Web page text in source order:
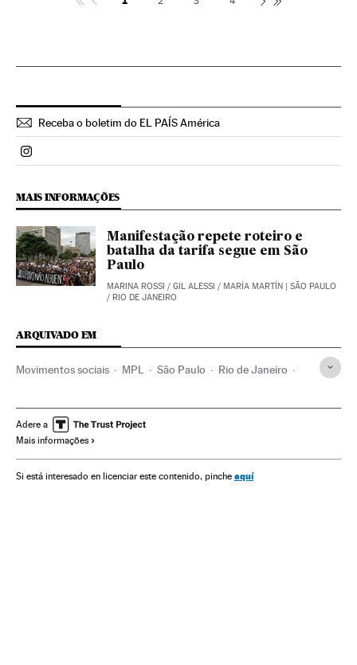
Receba o boletim do EL PAÍS América
Politica El País Brasil en Instagram
MAIS INFORMAÇÕES
Manifestação repete roteiro e
batalha da tarifa segue em São
Paulo
MARINA ROSSI / GIL ALESSI / MARÍA MARTÍN | SÃO PAULO
/ RIO DE JANEIRO
ARQUIVADO EM
Movimentos sociais MPL São Paulo Rio de Janeiro
Estado São Paulo Estado Rio de Janeiro
Transporte público
Protestos sociais Ônibus urbanos Mal-estar social
Adere a
Mais informações
Si está interesado en licenciar este contenido, pinche aquí